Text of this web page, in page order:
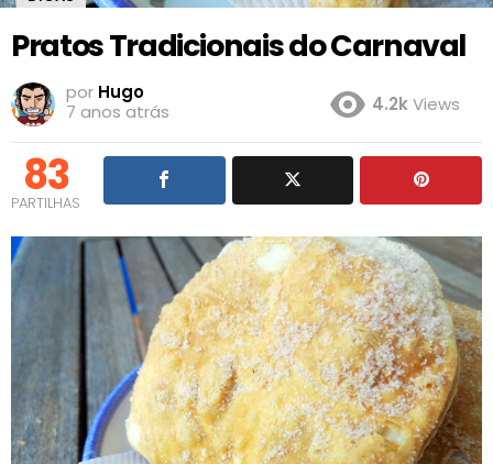
Pratos Tradicionais do Carnaval
por Hugo
7 anos atrás
4.2kViews
83
PARTILHAS